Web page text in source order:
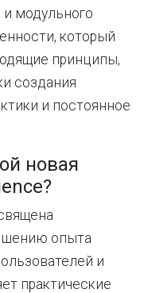
и модульного
который
принципы,
создания
и постоянное
новая
опыта
и
практические